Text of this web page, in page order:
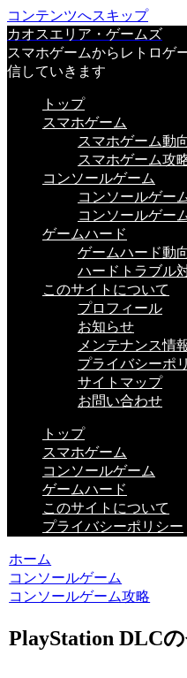
コンテンツへスキップ
カオスエリア・ゲームズ
スマホゲームからレトロゲ
信していきます
トップ
スマホゲーム
スマホゲーム動
スマホゲーム攻
コンソールゲーム
コンソールゲー
コンソールゲー
ゲームハード
ゲームハード動
ハードトラブル
このサイトについて
プロフィール
お知らせ
メンテナンス情
プライバシーポ
サイトマップ
お問い合わせ
トップ
スマホゲーム
コンソールゲーム
ゲームハード
このサイトについて
プライバシーポリシー
ホーム
コンソールゲーム
コンソールゲーム攻略
PlayStation DLC